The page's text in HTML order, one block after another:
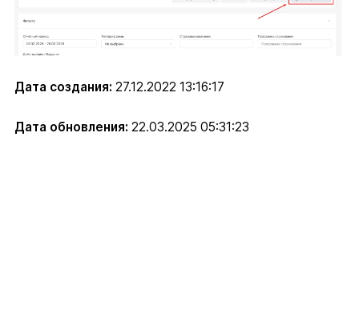
Дата создания: 27.12.2022 13:16:17
Дата обновления: 22.03.2025 05:31:23